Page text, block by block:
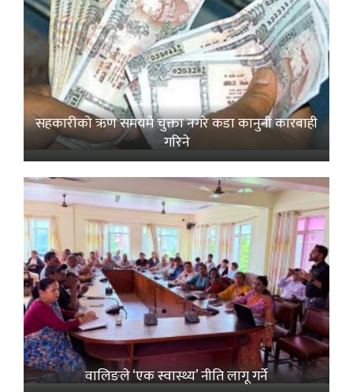
सहकारीको ऋण समयमै चुक्ता नगरे कडा कानुनी कारबाही
गरिने
वालिङले ‘एक स्वास्थ्य’ नीति लागू गर्ने